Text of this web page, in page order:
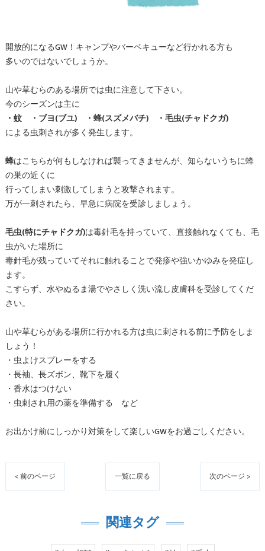
開放的になるGW！キャンプやバーベキューなど行かれる方も
多いのではないでしょうか。
山や草むらのある場所では虫に注意して下さい。
今のシーズンは主に
・蚊 ・ブヨ(ブユ) ・蜂(スズメバチ) ・毛虫(チャドクガ)
による虫刺されが多く発生します。
蜂はこちらが何もしなければ襲ってきませんが、知らないうちに蜂
の巣の近くに
行ってしまい刺激してしまうと攻撃されます。
万が一刺されたら、早急に病院を受診しましょう。
毛虫(特にチャドクガ)は毒針毛を持っていて、直接触れなくても、毛
虫がいた場所に
毒針毛が残っていてそれに触れることで発疹や強いかゆみを発症し
ます。
こすらず、水やぬるま湯でやさしく洗い流し皮膚科を受診してくだ
さい。
山や草むらがある場所に行かれる方は虫に刺される前に予防をしま
しょう！
・虫よけスプレーをする
・長袖、長ズボン、靴下を履く
・香水はつけない
・虫刺され用の薬を準備する など
お出かけ前にしっかり対策をして楽しいGWをお過ごしください。
< 前のページ 一覧に戻る 次のページ >
関連タグ